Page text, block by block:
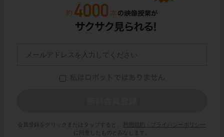
会員登録をクリックまたはタップすると、
利用規約・プライバシーポリシー
に同意したものとみなします。